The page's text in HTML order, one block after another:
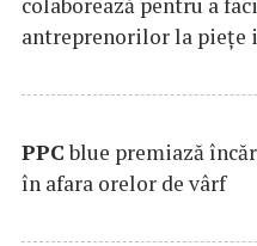
antreprenorilor la pieţe
PPCblue premiază
în afara orelor de vârf